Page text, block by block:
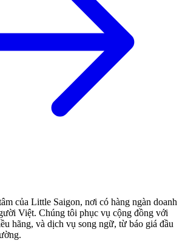
của Little Saigon, nơi có hàng ngàn doanh
Việt. Chúng tôi phục vụ cộng đồng với
hãng, và dịch vụ song ngữ, từ báo giá đầu